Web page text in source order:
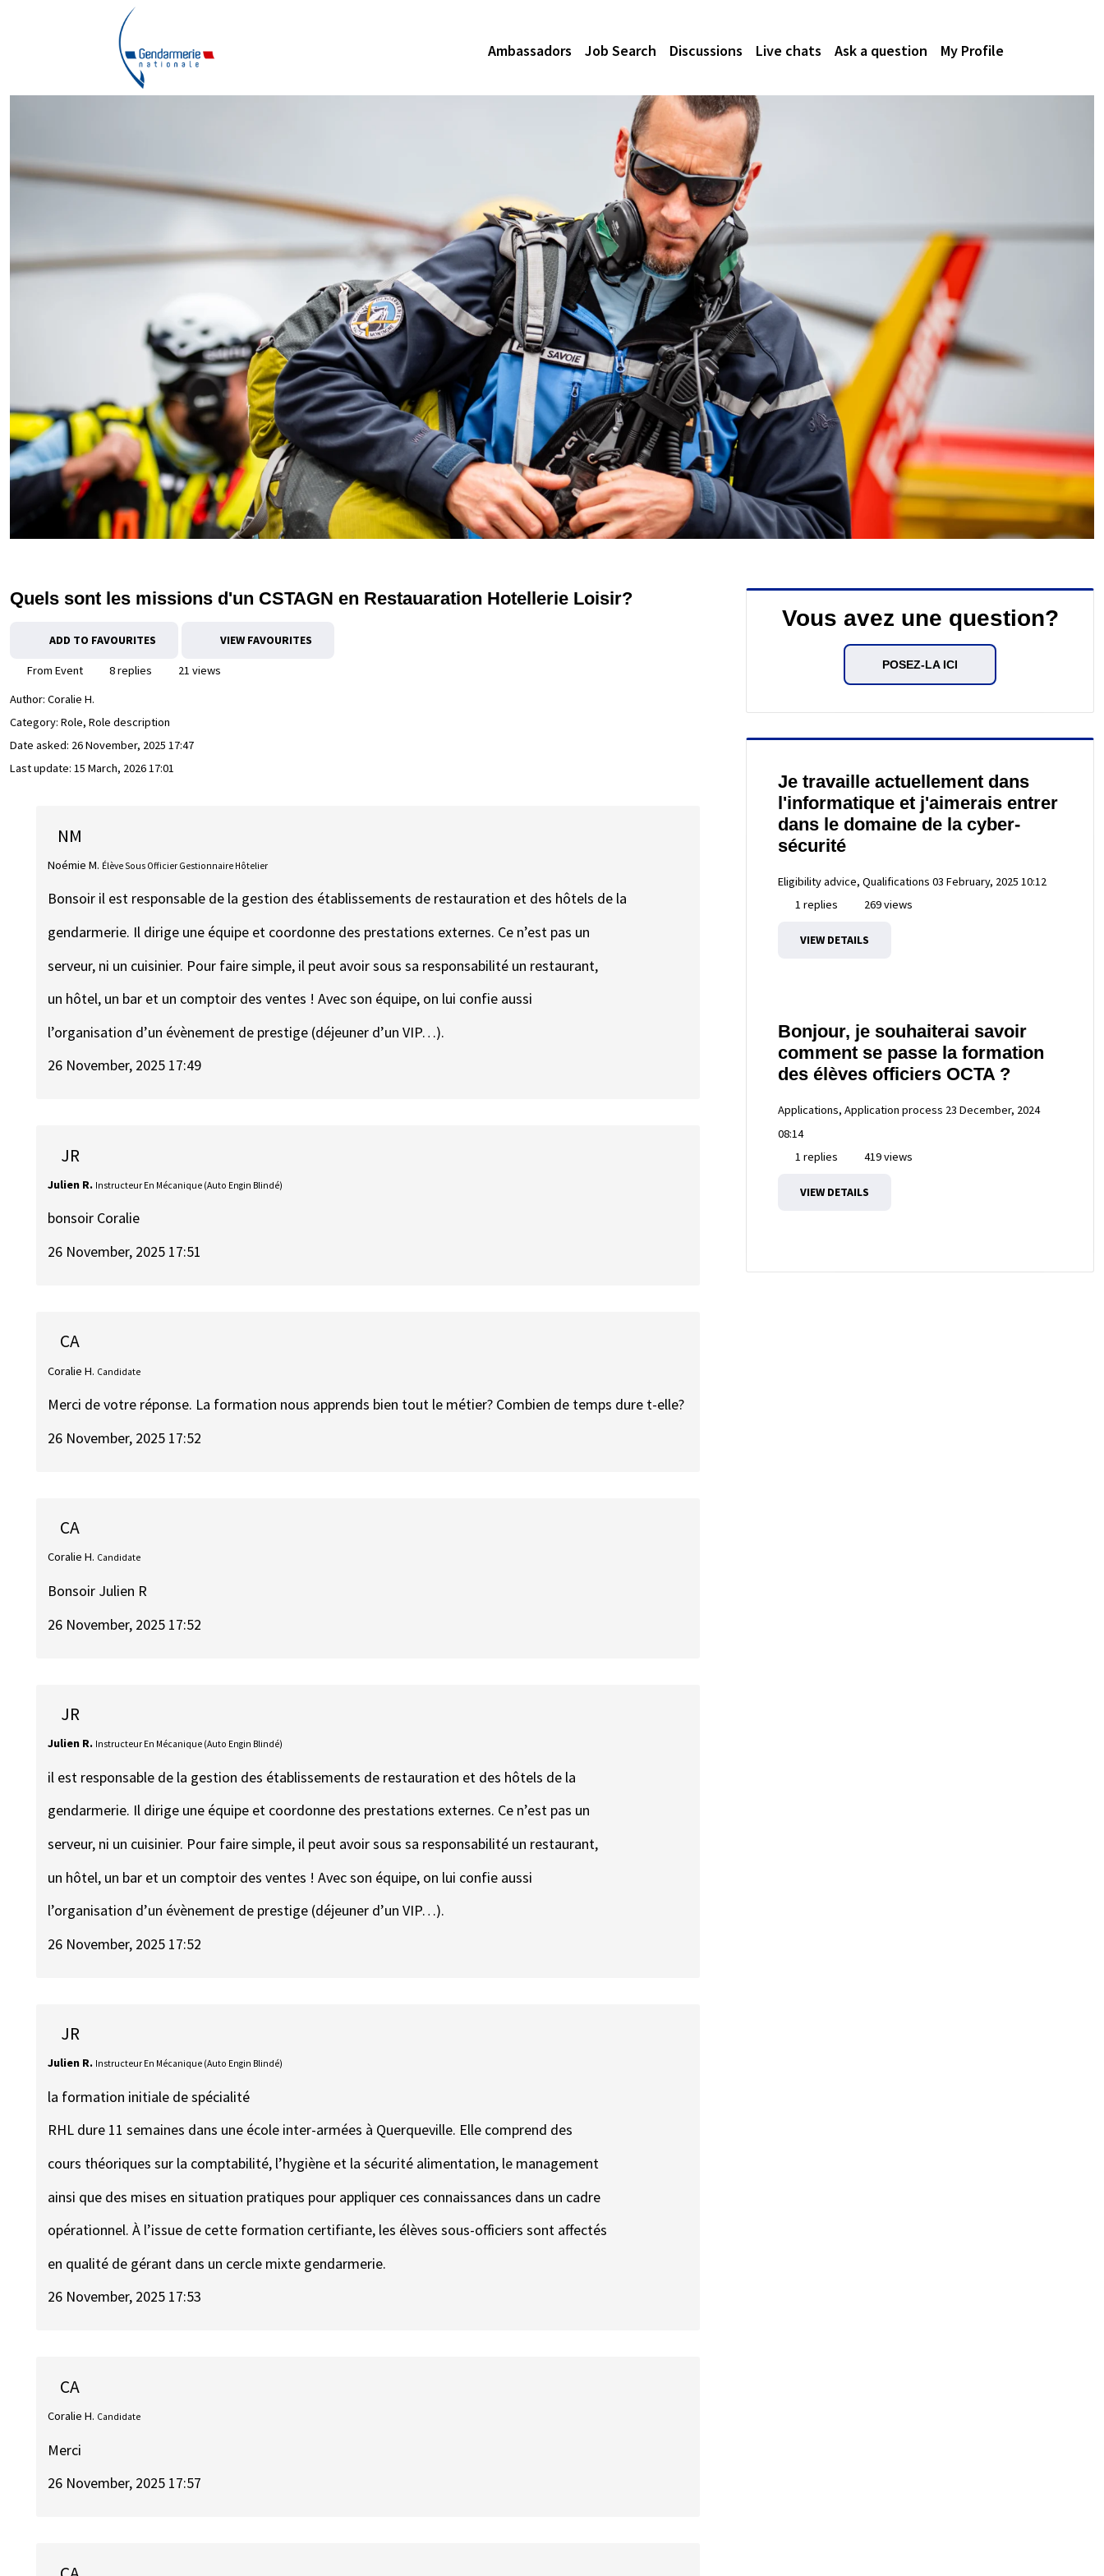
Ambassadors Job Search Discussions Live chats Ask a question My Profile
Quels sont les missions d'un CSTAGN en Restauaration Hotellerie Loisir?
ADD TO FAVOURITES VIEW FAVOURITES
From Event 8 replies
21 views
Author: Coralie H.
Category: Role, Role description
Date asked: 26 November, 2025 17:47
Last update: 15 March, 2026 17:01
NM
Noémie M. Élève Sous Officier Gestionnaire Hôtelier
Bonsoir il est responsable de la gestion des établissements de restauration et des hôtels de la
gendarmerie. Il dirige une équipe et coordonne des prestations externes. Ce n’est pas un
serveur, ni un cuisinier. Pour faire simple, il peut avoir sous sa responsabilité un restaurant,
un hôtel, un bar et un comptoir des ventes ! Avec son équipe, on lui confie aussi
l’organisation d’un évènement de prestige (déjeuner d’un VIP…).
26 November, 2025 17:49
JR
Julien R. Instructeur En Mécanique (Auto Engin Blindé)
bonsoir Coralie
26 November, 2025 17:51
CA
Coralie H. Candidate
Merci de votre réponse. La formation nous apprends bien tout le métier? Combien de temps dure t-elle?
26 November, 2025 17:52
CA
Coralie H. Candidate
Bonsoir Julien R
26 November, 2025 17:52
JR
Julien R. Instructeur En Mécanique (Auto Engin Blindé)
il est responsable de la gestion des établissements de restauration et des hôtels de la
gendarmerie. Il dirige une équipe et coordonne des prestations externes. Ce n’est pas un
serveur, ni un cuisinier. Pour faire simple, il peut avoir sous sa responsabilité un restaurant,
un hôtel, un bar et un comptoir des ventes ! Avec son équipe, on lui confie aussi
l’organisation d’un évènement de prestige (déjeuner d’un VIP…).
26 November, 2025 17:52
JR
Julien R. Instructeur En Mécanique (Auto Engin Blindé)
la formation initiale de spécialité
RHL dure 11 semaines dans une école inter-armées à Querqueville. Elle comprend des
cours théoriques sur la comptabilité, l’hygiène et la sécurité alimentation, le management
ainsi que des mises en situation pratiques pour appliquer ces connaissances dans un cadre
opérationnel. À l’issue de cette formation certifiante, les élèves sous-officiers sont affectés
en qualité de gérant dans un cercle mixte gendarmerie.
26 November, 2025 17:53
CA
Coralie H. Candidate
Merci
26 November, 2025 17:57
Vous avez une question?
POSEZ-LA ICI
Je travaille actuellement dans
l'informatique et j'aimerais entrer
dans le domaine de la cyber-
sécurité
Eligibility advice, Qualifications 03 February, 2025 10:12
1 replies
269 views
VIEW DETAILS
Bonjour, je souhaiterai savoir
comment se passe la formation
des élèves officiers OCTA ?
Applications, Application process 23 December, 2024
08:14
1 replies
419 views
VIEW DETAILS